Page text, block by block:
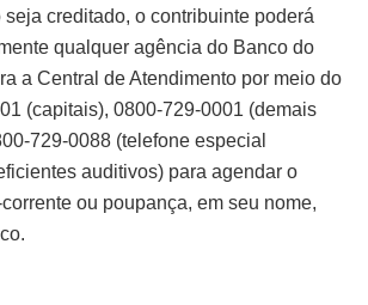
creditado, o contribuinte poderá
qualquer agência do Banco do
a Central de Atendimento por meio do
(capitais), 0800-729-0001 (demais
729-0088 (telefone especial
auditivos) para agendar o
ou poupança, em seu nome,